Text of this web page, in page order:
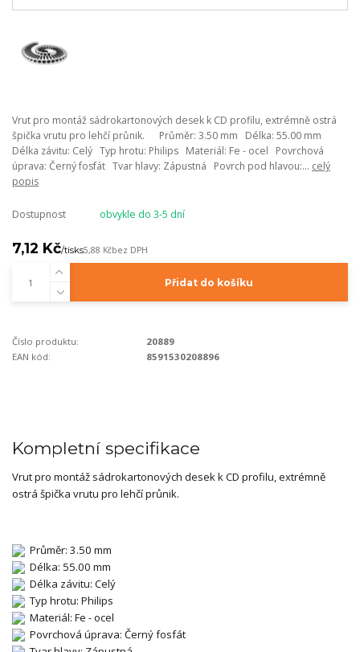
Vrut pro montáž sádrokartonových desek k CD profilu, extrémně ostrá
špička vrutu pro lehčí průnik. Průměr: 3.50 mm Délka: 55.00 mm
Délka závitu: Celý Typ hrotu: Philips Materiál: Fe - ocel Povrchová
úprava: Černý fosfát Tvar hlavy: Zápustná Povrch pod hlavou:... celý
popis
Dostupnost obvykle do 3-5 dní
7,12 Kč/tisks5,88 Kčbez DPH
Přidat do košíku
Číslo produktu:
20889
EAN kód:
8591530208896
Kompletní specifikace
Vrut pro montáž sádrokartonových desek k CD profilu, extrémně
ostrá špička vrutu pro lehčí průnik.
Průměr: 3.50 mm
Délka: 55.00 mm
Délka závitu: Celý
Typ hrotu: Philips
Materiál: Fe - ocel
Povrchová úprava: Černý fosfát